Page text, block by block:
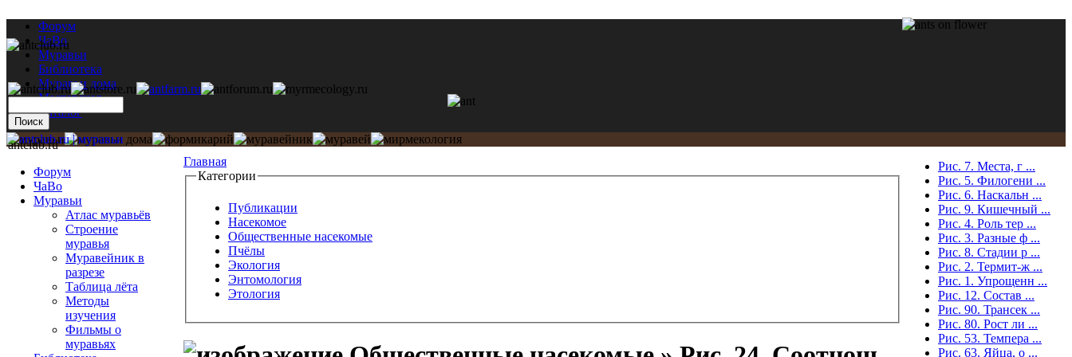
Форум
ЧаВо
Муравьи
Библиотека
Муравьи дома
Мастерская
Каталог
Главная
Категории
Публикации
Насекомое
Общественные насекомые
Пчёлы
Экология
Энтомология
Этология
antclub.ru
Форум
ЧаВо
Муравьи
Атлас муравьёв
Строение
муравья
Муравейник в
разрезе
Таблица лёта
Методы
изучения
Фильмы о
муравьях
Рис. 7. Места, г ...
Рис. 5. Филогени ...
Рис. 6. Наскальн ...
Рис. 9. Кишечный ...
Рис. 4. Роль тер ...
Рис. 3. Разные ф ...
Рис. 8. Стадии р ...
Рис. 2. Термит-ж ...
Рис. 1. Упрощенн ...
Рис. 12. Состав ...
Рис. 90. Трансек ...
Рис. 80. Рост ли ...
Рис. 53. Темпера ...
Рис. 63. Яйца, о ...